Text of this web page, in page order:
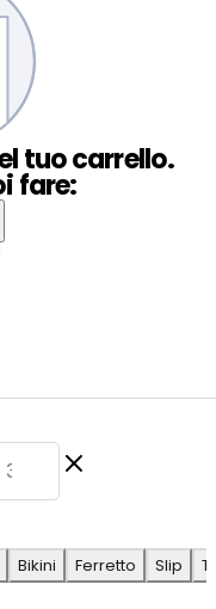
tuo carrello.
fare:
Bikini Ferretto Slip